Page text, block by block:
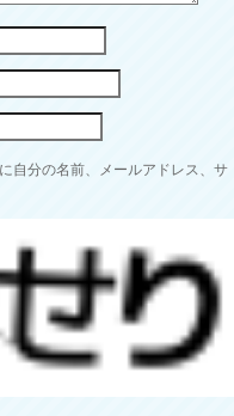
自分の名前、メールアドレス、サ